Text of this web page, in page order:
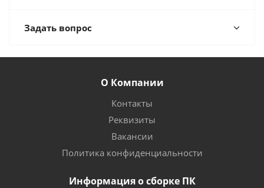
Задать вопрос
О Компании
Контакты
Реквизиты
Вакансии
Политика конфиденциальности
Информация о сборке ПК